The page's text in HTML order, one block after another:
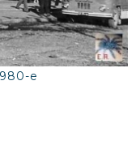
е